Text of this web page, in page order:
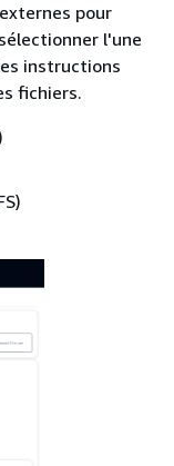
pour
l'une
instructions
fichiers.